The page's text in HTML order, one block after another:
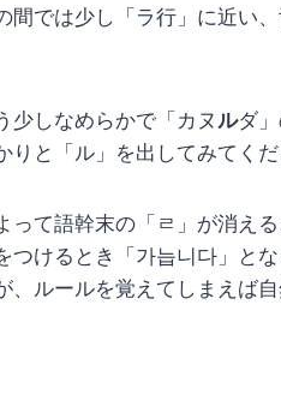
間では少し「ラ行」に近い
少しなめらかで「カヌ ルダ
と「ル」を出してみてくだ
って語幹末の「ㄹ」が消え
けるとき「가늡니다」とな
、ルールを覚えてしまえば